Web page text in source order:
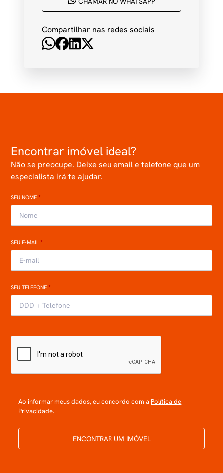
CHAMAR NO WHATSAPP
Compartilhar nas redes sociais
Encontrar imóvel ideal?
Não se preocupe. Deixe seu email e telefone que um
especialista irá te ajudar.
SEU NOME*
SEU E-MAIL*
SEU TELEFONE*
Ao informar meus dados, eu concordo com a Política de
Privacidade.
ENCONTRAR UM IMÓVEL